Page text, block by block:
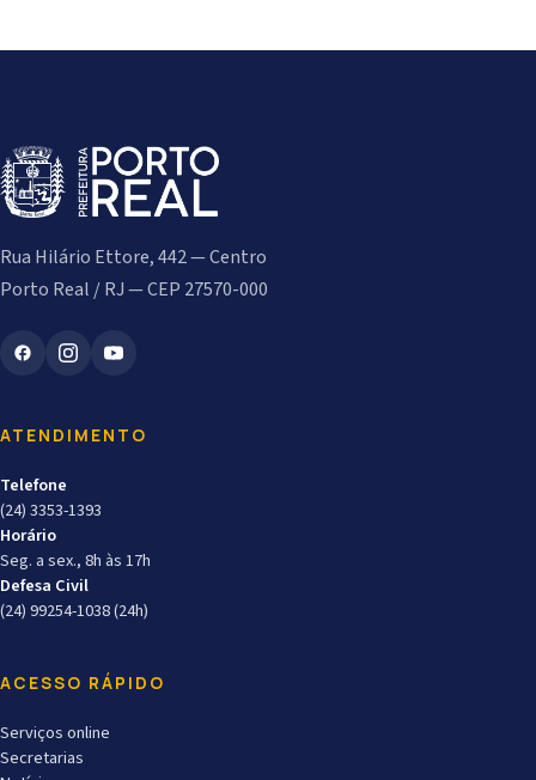
Rua Hilário Ettore, 442 — Centro
Porto Real / RJ — CEP 27570-000
ATENDIMENTO
Telefone
(24) 3353-1393
Horário
Seg. a sex., 8h às 17h
Defesa Civil
(24) 99254-1038 (24h)
ACESSO RÁPIDO
Serviços online
Secretarias